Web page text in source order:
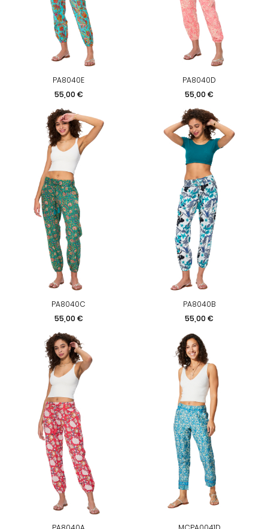
PA8040E
Prix
55,00 €
PA8040D
Prix
55,00 €
PA8040C
Prix
55,00 €
PA8040B
Prix
55,00 €